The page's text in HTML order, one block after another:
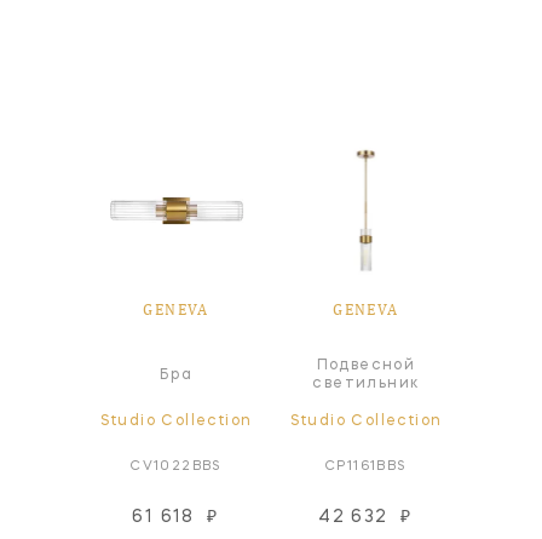
GENEVA
Бра
Studio Collection
CV1022BBS
61 618 ₽
GENEVA
Подвесной
светильник
Studio Collection
CP1161BBS
42 632 ₽